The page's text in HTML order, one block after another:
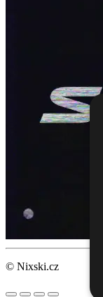
© Nixski.cz